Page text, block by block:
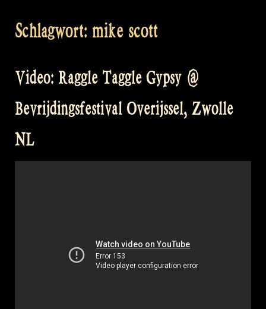
Schlagwort: mike scott
Video: Raggle Taggle Gypsy @
Bevrijdingsfestival Overijssel, Zwolle
NL